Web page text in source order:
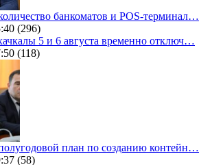
банкоматов и POS-терминал…
(296)
5 и 6 августа временно отключ…
(118)
план по созданию контейн…
(58)